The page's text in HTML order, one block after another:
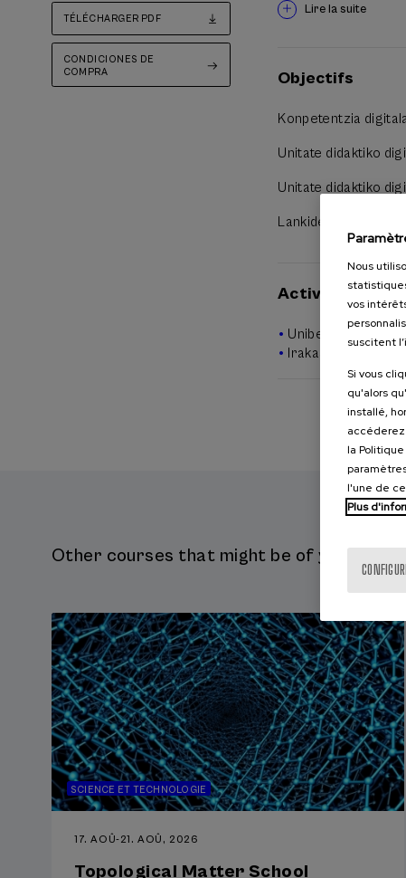
TÉLÉCHARGER PDF
CONDICIONES DE
COMPRA
-30 ordu 4 astetan
-Hizkuntza ofiziala:
Lire la suite
Objectifs
Konpetentzia
Unitate didaktiko
Unitate didaktiko
Lankidetzan aritzea
Activité
Unibertsitateko
Irakasleak
Other courses that might be of your
SCIENCE ET TECHNOLOGIE
17. AOÛ-21. AOÛ, 2026
Topological Matter School
Nous
vos
suscitent
Si vous
qu'alors
installé,
la
l'une de
Plus